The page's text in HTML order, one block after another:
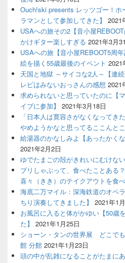
Ouch!ski presents レッツゴー！ホ
ラマンとして参加してきた】
2021
USAへの旅その2【音小屋
かけギター楽しすぎる 2021年3月
USAへの旅【音小屋REBOOT5周
絵を描く55歳最後のイベント 2021
天国と地獄 ～サイコな2人～【連
レビはみないおっさんの感想 2021
求められないと思っていたのに【
イブに参加】
2021年3月18日
「日本人は寛容さがなくなってき
やめようかなと思ってるここんと
給湯器のかなしみよ【あったかく
2021年2月2日
ゆでたまごの殻がきれいにむけない
ブリしゃぶって、食べたことある
喜々（きき）のテイクアウトを食べ
海底二万マイル：深海鉄道のオペ
ちり演奏してきました】
2021年1
お風呂に入ると体がかゆい【50歳
た】
2021年1月25日
ショーン・タンの世界展 どこで
館 分館 2021年1月23日
頭の中が乱雑になることがたまに